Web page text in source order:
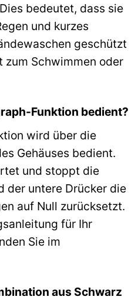
bedeutet, dass sie
und kurzes
geschützt
zum Schwimmen oder
Funktion bedient?
wird über die
Gehäuses bedient.
und stoppt die
der untere Drücker die
auf Null zurücksetzt.
für Ihr
Sie im
aus Schwarz